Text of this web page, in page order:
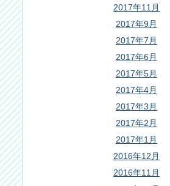
2017年11月
2017年9月
2017年7月
2017年6月
2017年5月
2017年4月
2017年3月
2017年2月
2017年1月
2016年12月
2016年11月